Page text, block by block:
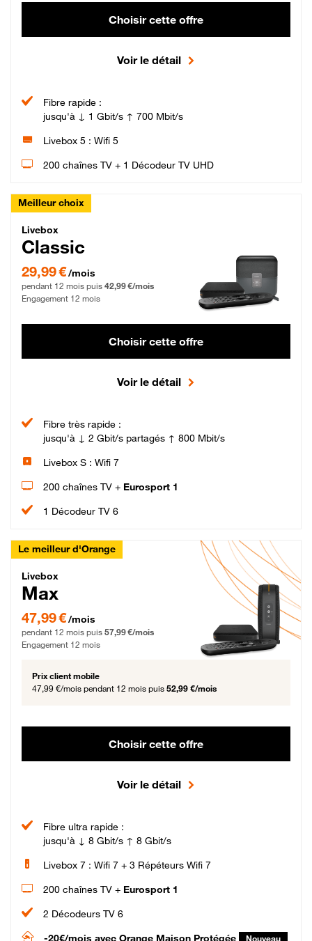
Choisir cette offre
Voir le détail
Fibre rapide :
jusqu'à ↓ 1 Gbit/s ↑ 700 Mbit/s
Livebox 5 : Wifi 5
200 chaînes TV + 1 Décodeur TV UHD
Meilleur choix
Livebox Classic Fibre
Livebox
Classic
29,99 € par mois pendant 12 mois puis 42,99 € par mois, Engagement 12 mois
29,99 €/mois
pendant 12 mois puis 42,99 €/mois
Engagement 12 mois
Choisir cette offre
Voir le détail
Fibre très rapide :
jusqu'à ↓ 2 Gbit/s partagés ↑ 800 Mbit/s
Livebox S : Wifi 7
200 chaînes TV + Eurosport 1
1 Décodeur TV 6
Le meilleur d'Orange
Livebox Max Fibre
Livebox
Max
47,99 € par mois pendant 12 mois puis 57,99 € par mois, Engagement 12 mois
47,99 €/mois
pendant 12 mois puis 57,99 €/mois
Engagement 12 mois
Prix client mobile
47,99 €/mois pendant 12 mois puis 52,99 €/mois
Choisir cette offre
Voir le détail
Fibre ultra rapide :
jusqu'à ↓ 8 Gbit/s ↑ 8 Gbit/s
Livebox 7 : Wifi 7 + 3 Répéteurs Wifi 7
200 chaînes TV + Eurosport 1
2 Décodeurs TV 6
-20€/mois avec Orange Maison Protégée Nouveau